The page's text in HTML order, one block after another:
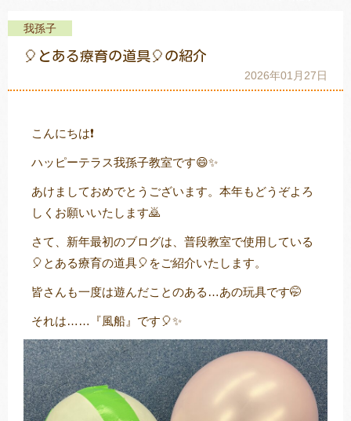
教室一覧
トレキング
我孫子
🎈とある療育の道具🎈の紹介
2026年01月27日
こんにちは❗
ハッピーテラス我孫子教室です😄✨
あけましておめでとうございます。本年もどうぞよろ
しくお願いいたします🙇
さて、新年最初のブログは、普段教室で使用している
🎈とある療育の道具🎈をご紹介いたします。
皆さんも一度は遊んだことのある…あの玩具です🤭
それは……『風船』です🎈✨